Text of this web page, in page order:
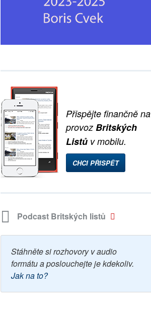
Přispějte finančně na
provoz Britských
Listův mobilu.
CHCI PŘISPĚT
Podcast Britských listů
Stáhněte si rozhovory v audio
formátu a poslouchejte je kdekoliv.
Jak na to?